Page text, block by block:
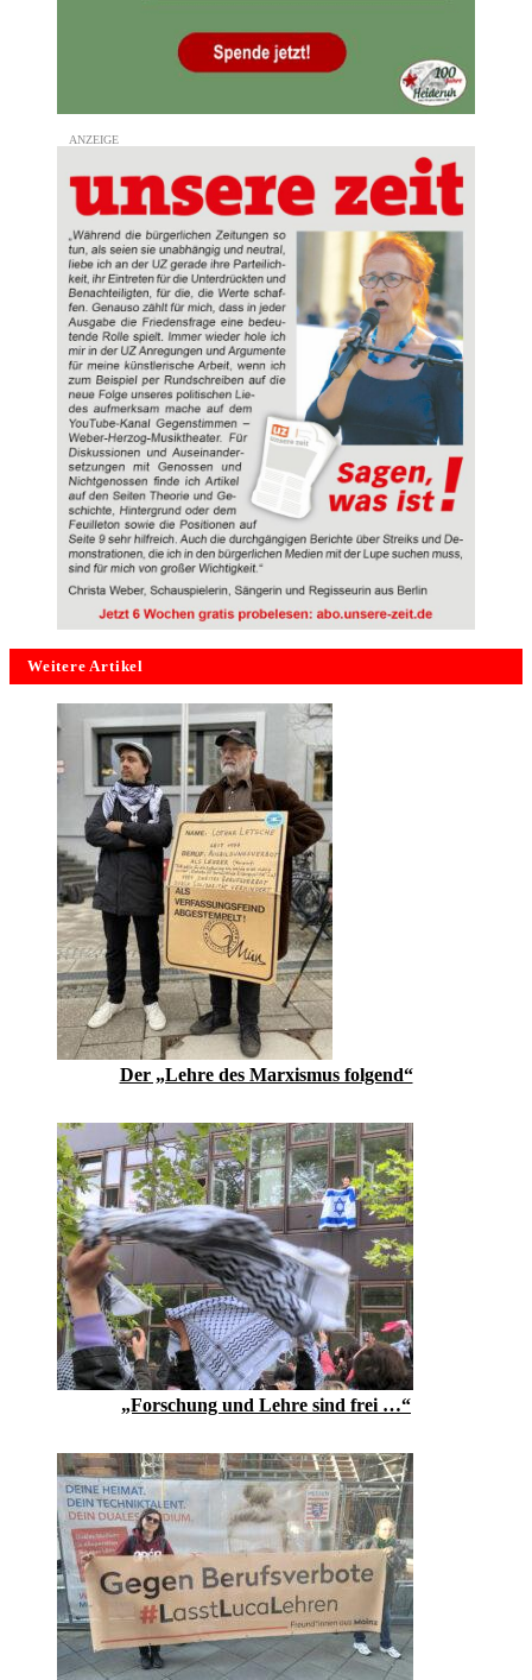
Weitere Artikel
Der „Lehre des Marxismus folgend“
„Forschung und Lehre sind frei …“